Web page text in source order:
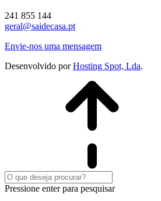
241 855 144
geral@saidecasa.pt
Envie-nos uma mensagem
Desenvolvido porHosting Spot, Lda.
Pressione enter para pesquisar